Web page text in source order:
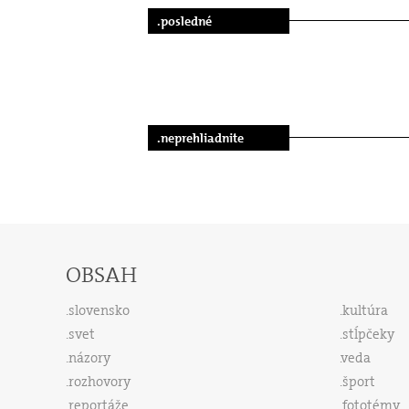
.posledné
.neprehliadnite
OBSAH
slovensko
svet
názory
rozhovory
reportáže
kultúra
stĺpčeky
veda
šport
fototémy